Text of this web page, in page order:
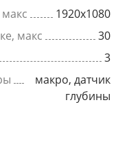
1920x1080
макс
30
3
макро, датчик
глубины